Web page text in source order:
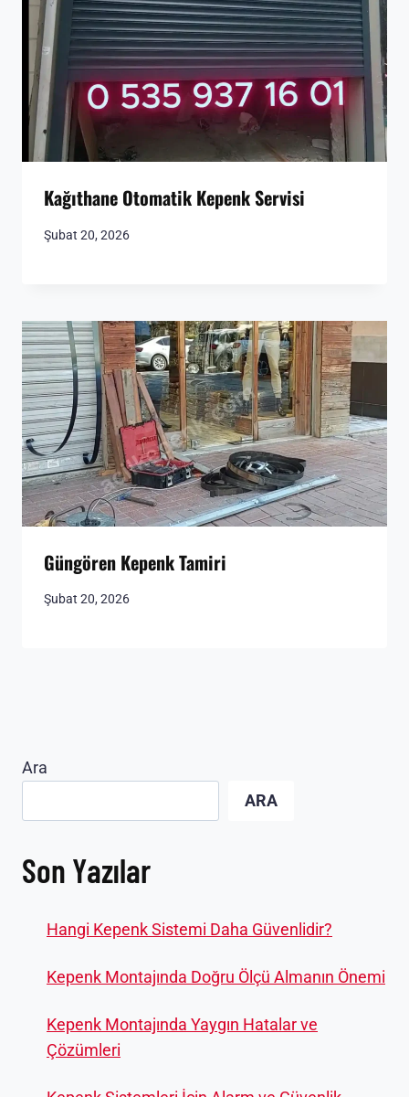
Kağıthane Otomatik Kepenk Servisi
Şubat 20, 2026
Güngören Kepenk Tamiri
Şubat 20, 2026
Ara
ARA
Son Yazılar
Hangi Kepenk Sistemi Daha Güvenlidir?
Kepenk Montajında Doğru Ölçü Almanın Önemi
Kepenk Montajında Yaygın Hatalar ve
Çözümleri